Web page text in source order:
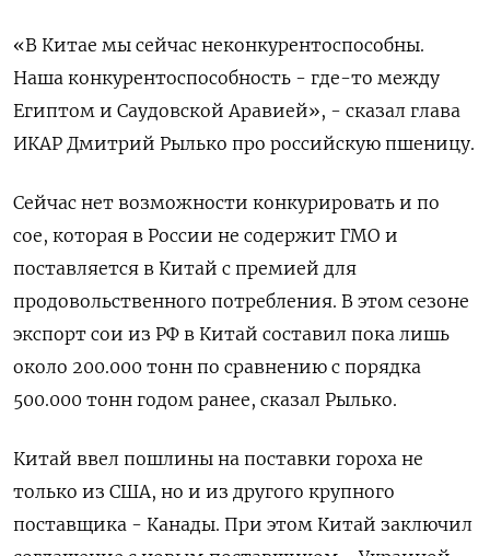
«В Китае мы сейчас неконкурентоспособны.
Наша конкурентоспособность - где-то между
Египтом и Саудовской Аравией», - сказал глава
ИКАР Дмитрий Рылько про российскую пшеницу.
Сейчас нет возможности конкурировать и по
сое, которая в России не содержит ГМО и
поставляется в Китай с премией для
продовольственного потребления. В этом сезоне
экспорт сои из РФ в Китай составил пока лишь
около 200.000 тонн по сравнению с порядка
500.000 тонн годом ранее, сказал Рылько.
Китай ввел пошлины на поставки гороха не
только из США, но и из другого крупного
поставщика - Канады. При этом Китай заключил